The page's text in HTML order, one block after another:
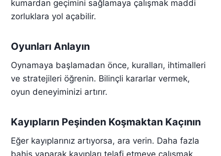
kumardan geçimini sağlamaya çalışmak maddi
zorluklara yol açabilir.
Oyunları Anlayın
Oynamaya başlamadan önce, kuralları, ihtimalleri
ve stratejileri öğrenin. Bilinçli kararlar vermek,
oyun deneyiminizi artırır.
Kayıpların Peşinden Koşmaktan Kaçının
Eğer kayıplarınız artıyorsa, ara verin. Daha fazla